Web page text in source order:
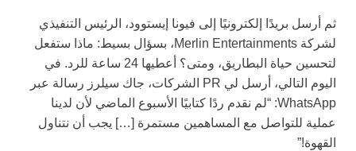
ثم أرسل بريدًا إلكترونيًا إلى فيونا إيستوود، الرئيس التنفيذي
لشركة Merlin Entertainments، بسؤال بسيط: ماذا ستفعل
لتحسين حياة البطاريق، ومتى؟ أعطيها 24 ساعة للرد. في
اليوم التالي، أرسل لي PR الشركات، جاك سيلرز رسالة عبر
WhatsApp: “لم نقدم ردًا كتابيًا الأسبوع الماضي لأن لدينا
عملية للتواصل مع المساهمين مستمرة […] يجب أن نتناول
القهوة!”